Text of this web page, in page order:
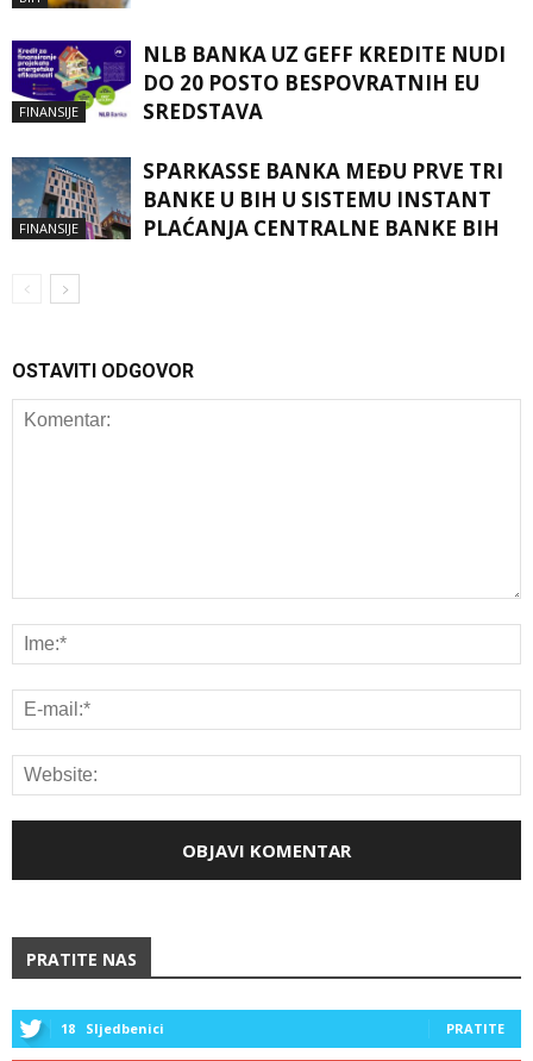
FINANSIJE
NLB BANKA UZ GEFF KREDITE NUDI
DO 20 POSTO BESPOVRATNIH EU
SREDSTAVA
FINANSIJE
SPARKASSE BANKA MEĐU PRVE TRI
BANKE U BIH U SISTEMU INSTANT
PLAĆANJA CENTRALNE BANKE BIH
OSTAVITI ODGOVOR
PRATITE NAS
18 Sljedbenici PRATITE